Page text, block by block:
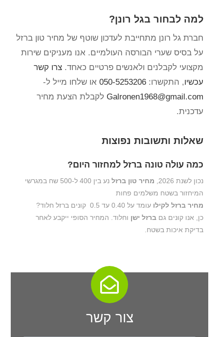
למה לבחור בגל רונן?
חברת גל רונן מתחייבת לעדכון שוטף של מחיר טון ברזל
על בסיס שערי הבורסה העולמיים. אנו מעניקים שירות
מקצועי לקבלנים ולאנשים פרטיים כאחד.צרו קשר
עכשיו, התקשרו:050-5253206 או שלחו מייל ל-
Galronen1968@gmail.com לקבלת הצעת מחיר
עדכנית.
שאלות ותשובות נפוצות
כמה עולה טונה ברזל למחזור היום?
נכון לשנת 2026, מחיר טון ברזל
נע בין 400 ל-500 שח במגרשי
המיחזור בשטח משלמים פחות
מחיר ברזל לקילו עומד על 0.40 עד 0.5 קונים ברזל חלוד?
כן, אנו קונים גםברזל ישן וחלוד. המחיר הסופי ייקבע לאחר
בדיקת איכות בשטח.
צור קשר